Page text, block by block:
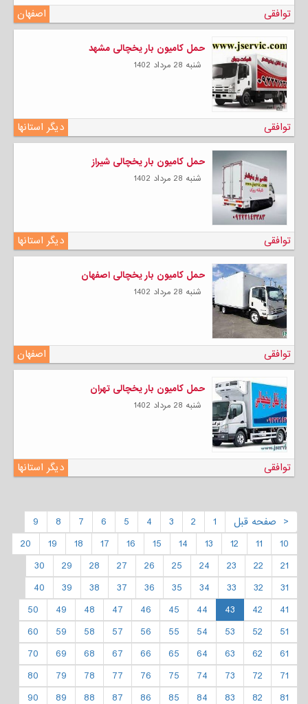
اصفهان توافقی
حمل کامیون بار یخچالی مشهد
شنبه 28 مرداد 1402
دیگر استانها توافقی
حمل کامیون بار یخچالی شیراز
شنبه 28 مرداد 1402
دیگر استانها توافقی
حمل کامیون بار یخچالی اصفهان
شنبه 28 مرداد 1402
اصفهان توافقی
حمل کامیون بار یخچالی تهران
شنبه 28 مرداد 1402
دیگر استانها توافقی
< صفحه قبل 1
2
3
4
5
6
7
8
9
10
11
12
13
14
15
16
17
18
19
20
21
22
23
24
25
26
27
28
29
30
31
32
33
34
35
36
37
38
39
40
41
42
43
44
45
46
47
48
49
50
51
52
53
54
55
56
57
58
59
60
61
62
63
64
65
66
67
68
69
70
71
72
73
74
75
76
77
78
79
80
81
82
83
84
85
86
87
88
89
90